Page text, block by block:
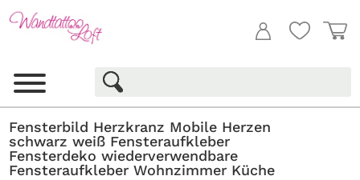
Fensterbild Herzkranz Mobile Herzen
schwarz weiß Fensteraufkleber
Fensterdeko wiederverwendbare
Fensteraufkleber Wohnzimmer Küche